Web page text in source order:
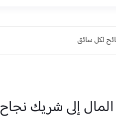
لكل سائق
إلى شريك